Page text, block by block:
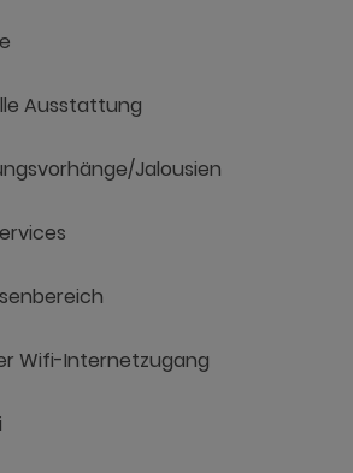
Ausstattung
Jalousien
Wifi-Internetzugang